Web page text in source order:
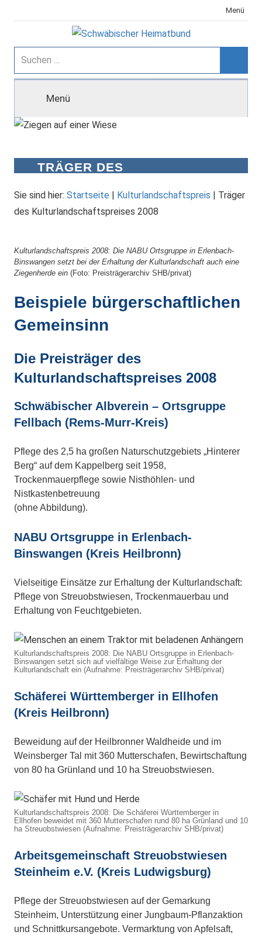
Inhalt
Menü
Schwäbischer
Heimatbund
Suchen
nach:
Menü
TRÄGER DES
2008
Sie sind hier: Startseite | Kulturlandschaftspreis | Träger
des Kulturlandschaftspreises 2008
Kulturlandschaftspreis 2008: Die NABU Ortsgruppe in Erlenbach-
Binswangen setzt bei der Erhaltung der Kulturlandschaft auch eine
Ziegenherde ein (Foto: Preisträgerarchiv SHB/privat)
Beispiele bürgerschaftlichen
Gemeinsinn
Die Preisträger des
Kulturlandschaftspreises 2008
Schwäbischer Albverein – Ortsgruppe
Fellbach (Rems-Murr-Kreis)
Pflege des 2,5 ha großen Naturschutzgebiets „Hinterer
Berg“ auf dem Kappelberg seit 1958,
Trockenmauerpflege sowie Nisthöhlen- und
Nistkastenbetreuung
(ohne Abbildung).
NABU Ortsgruppe in Erlenbach-
Binswangen (Kreis Heilbronn)
Vielseitige Einsätze zur Erhaltung der Kulturlandschaft:
Pflege von Streuobstwiesen, Trockenmauerbau und
Erhaltung von Feuchtgebieten.
Kulturlandschaftspreis 2008: Die NABU Ortsgruppe in Erlenbach-
Binswangen setzt sich auf vielfältige Weise zur Erhaltung der
Kulturlandschaft ein (Aufnahme: Preisträgerarchiv SHB/privat)
Schäferei Württemberger in Ellhofen
(Kreis Heilbronn)
Beweidung auf der Heilbronner Waldheide und im
Weinsberger Tal mit 360 Mutterschafen, Bewirtschaftung
von 80 ha Grünland und 10 ha Streuobstwiesen.
Kulturlandschaftspreis 2008: Die Schäferei Württemberger in
Ellhofen beweidet mit 360 Mutterschafen rund 80 ha Grünland und 10
ha Streuobstwiesen (Aufnahme: Preisträgerarchiv SHB/privat)
Arbeitsgemeinschaft Streuobstwiesen
Steinheim e.V. (Kreis Ludwigsburg)
Pflege der Streuobstwiesen auf der Gemarkung
Steinheim, Unterstützung einer Jungbaum-Pflanzaktion
und Schnittkursangebote. Vermarktung von Apfelsaft,